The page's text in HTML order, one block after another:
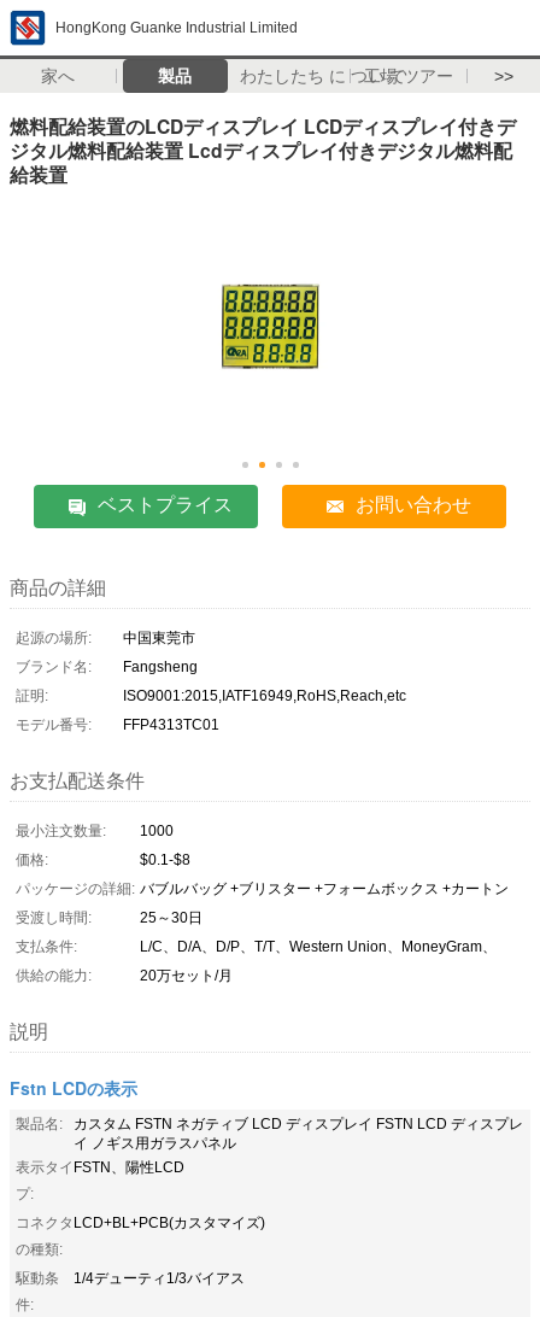
HongKong Guanke Industrial Limited
家へ 製品 わたしたち に つい て工場 ツアー >>
燃料配給装置のLCDディスプレイ LCDディスプレイ付きデ
ジタル燃料配給装置 Lcdディスプレイ付きデジタル燃料配
給装置
ベストプライス お問い合わせ
商品の詳細
起源の場所:
中国東莞市
ブランド名:
Fangsheng
証明:
ISO9001:2015,IATF16949,RoHS,Reach,etc
モデル番号:
FFP4313TC01
お支払配送条件
最小注文数量:
1000
価格:
$0.1-$8
パッケージの詳細: バブルバッグ +ブリスター +フォームボックス +カートン
受渡し時間:
25～30日
支払条件:
L/C、D/A、D/P、T/T、Western Union、MoneyGram、
供給の能力:
20万セット/月
説明
Fstn LCDの表示
製品名:
カスタム FSTN ネガティブ LCD ディスプレイ FSTN LCD ディスプレ
イ ノギス用ガラスパネル
表示タイ
プ:
FSTN、陽性LCD
コネクタ
の種類:
LCD+BL+PCB(カスタマイズ)
駆動条
件:
1/4デューティ1/3バイアス